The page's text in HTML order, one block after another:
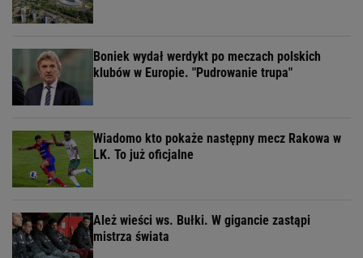
Boniek wydał werdykt po meczach polskich
klubów w Europie. "Pudrowanie trupa"
Wiadomo kto pokaże następny mecz Rakowa w
LK. To już oficjalne
Ależ wieści ws. Bułki. W gigancie zastąpi
mistrza świata